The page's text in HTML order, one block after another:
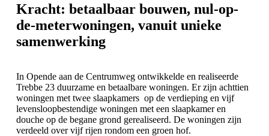
Kracht: betaalbaar bouwen, nul-op-
de-meterwoningen, vanuit unieke
samenwerking
In Opende aan de Centrumweg ontwikkelde en realiseerde
Trebbe 23 duurzame en betaalbare woningen. Er zijn achttien
woningen met twee slaapkamers op de verdieping en vijf
levensloopbestendige woningen met een slaapkamer en
douche op de begane grond gerealiseerd. De woningen zijn
verdeeld over vijf rijen rondom een groen hof.